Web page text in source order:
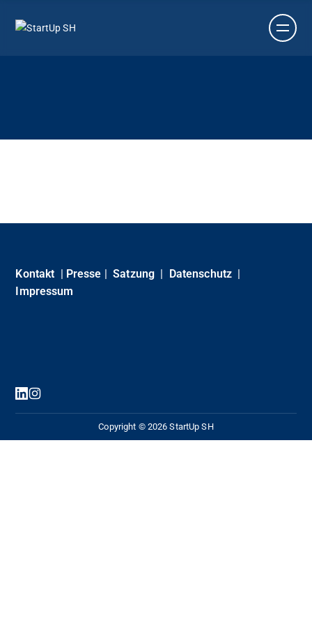
Kontakt | Presse |Satzung | Datenschutz |
Impressum
Copyright © 2026 StartUp SH